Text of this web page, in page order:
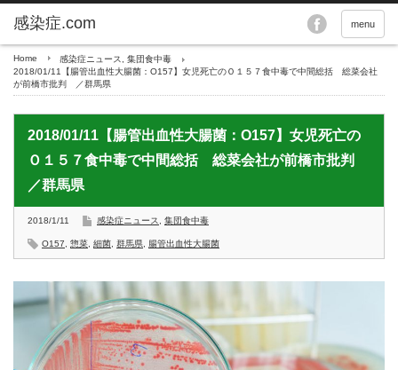
menu
Home 感染症ニュース
集団食中毒
2018/01/11【腸管出血性大腸菌：O157】女児死亡のＯ１５７食中毒で中間総括 総菜会社
が前橋市批判 ／群馬県
2018/01/11【腸管出血性大腸菌：O157】女児死亡の
Ｏ１５７食中毒で中間総括 総菜会社が前橋市批判
／群馬県
2018/1/11 感染症ニュース 集団食中毒
O157 惣菜 細菌 群馬県 腸管出血性大腸菌